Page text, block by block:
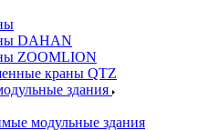
DAHAN
ZOOMLION
краны QTZ
здания
модульные здания